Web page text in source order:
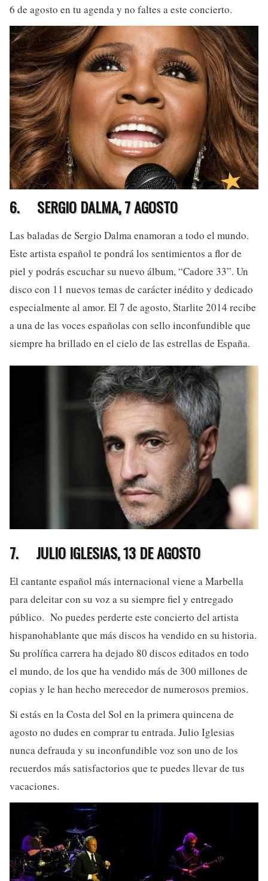
6 de agosto en tu agenda y no faltes a este concierto.
6. SERGIO DALMA, 7 AGOSTO
Las baladas de Sergio Dalma enamoran a todo el mundo.
Este artista español te pondrá los sentimientos a flor de
piel y podrás escuchar su nuevo álbum, “Cadore 33”. Un
disco con 11 nuevos temas de carácter inédito y dedicado
especialmente al amor. El 7 de agosto, Starlite 2014 recibe
a una de las voces españolas con sello inconfundible que
siempre ha brillado en el cielo de las estrellas de España.
7. JULIO IGLESIAS, 13 DE AGOSTO
El cantante español más internacional viene a Marbella
para deleitar con su voz a su siempre fiel y entregado
público. No puedes perderte este concierto del artista
hispanohablante que más discos ha vendido en su historia.
Su prolífica carrera ha dejado 80 discos editados en todo
el mundo, de los que ha vendido más de 300 millones de
copias y le han hecho merecedor de numerosos premios.
Si estás en la Costa del Sol en la primera quincena de
agosto no dudes en comprar tu entrada. Julio Iglesias
nunca defrauda y su inconfundible voz son uno de los
recuerdos más satisfactorios que te puedes llevar de tus
vacaciones.